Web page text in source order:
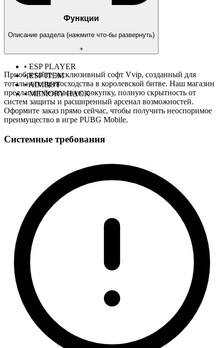
Функции
Описание раздела (нажмите что-бы развернуть)
+
• ESP PLAYER
• ESP ITEM
• AIMBOT
• MEMORY HACK
Приобретайте эксклюзивный софт Vvip, созданный для
тотального превосходства в королевской битве. Наш магазин
предлагает безопасную покупку, полную скрытность от
систем защиты и расширенный арсенал возможностей.
Оформите заказ прямо сейчас, чтобы получить неоспоримое
преимущество в игре PUBG Mobile.
Системные требования